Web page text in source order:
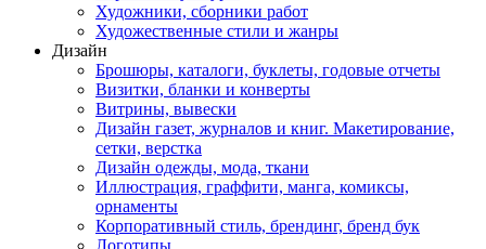
Художники, сборники работ
Художественные стили и жанры
Дизайн
Брошюры, каталоги, буклеты, годовые отчеты
Визитки, бланки и конверты
Витрины, вывески
Дизайн газет, журналов и книг. Макетирование,
сетки, верстка
Дизайн одежды, мода, ткани
Иллюстрация, граффити, манга, комиксы,
орнаменты
Корпоративный стиль, брендинг, бренд бук